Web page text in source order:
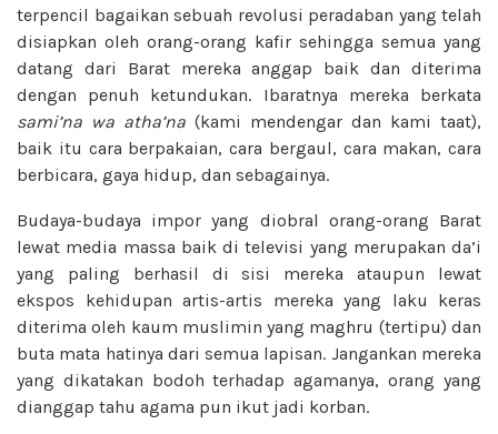
terpencil bagaikan sebuah revolusi peradaban yang telah
disiapkan oleh orang-orang kafir sehingga semua yang
datang dari Barat mereka anggap baik dan diterima
dengan penuh ketundukan. Ibaratnya mereka berkata
sami’na wa atha’na (kami mendengar dan kami taat),
baik itu cara berpakaian, cara bergaul, cara makan, cara
berbicara, gaya hidup, dan sebagainya.
Budaya-budaya impor yang diobral orang-orang Barat
lewat media massa baik di televisi yang merupakan da’i
yang paling berhasil di sisi mereka ataupun lewat
ekspos kehidupan artis-artis mereka yang laku keras
diterima oleh kaum muslimin yang maghru (tertipu) dan
buta mata hatinya dari semua lapisan. Jangankan mereka
yang dikatakan bodoh terhadap agamanya, orang yang
dianggap tahu agama pun ikut jadi korban.